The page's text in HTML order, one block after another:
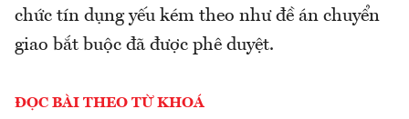
chức tín dụng yếu kém theo như đề án chuyển
giao bắt buộc đã được phê duyệt.
ĐỌC BÀI THEO TỪ KHOÁ